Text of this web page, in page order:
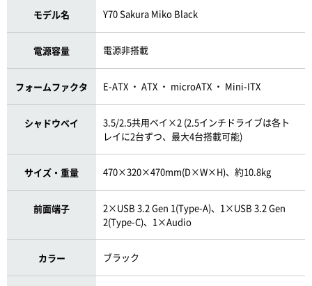
モデル名 Y70 Sakura Miko Black
電源容量 電源非搭載
フォームファクタ E-ATX ・ ATX ・ microATX ・ Mini-ITX
シャドウベイ
3.5/2.5共用ベイ×2 (2.5インチドライブは各ト
レイに2台ずつ、最大4台搭載可能)
サイズ・重量 470×320×470mm(D×W×H)、約10.8kg
前面端子
2×USB 3.2 Gen 1(Type-A)、1×USB 3.2 Gen
2(Type-C)、1×Audio
カラー ブラック